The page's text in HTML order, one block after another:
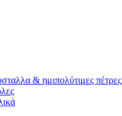
& ημιπολύτιμες πέτρες